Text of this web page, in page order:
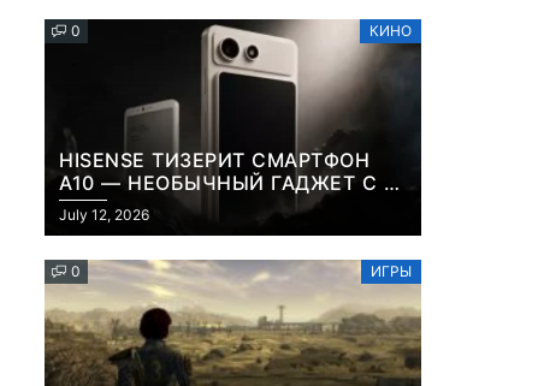
0 КИНО
HISENSE ТИЗЕРИТ СМАРТФОН
A10 — НЕОБЫЧНЫЙ ГАДЖЕТ С E-
INK-ЭКРАНОМ И СЪЕМНОЙ LCD-
ПАНЕЛЬЮ ДЛЯ ЦВЕТНОГО
July 12, 2026
0 ИГРЫ